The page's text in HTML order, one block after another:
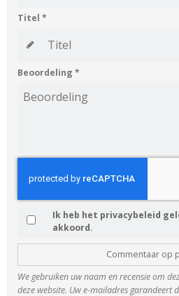
Titel *
Beoordeling *
Ik heb het privacybeleid
akkoord.
Commentaar op
We gebruiken uw naam en recensie om
deze website. Uw e-mailadres garandeert